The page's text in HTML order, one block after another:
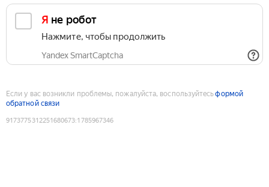
Я не робот
Нажмите, чтобы продолжить
Yandex SmartCaptcha
Если у вас возникли проблемы, пожалуйста, воспользуйтесьформой
обратной связи
9173775312251680673:1785967346